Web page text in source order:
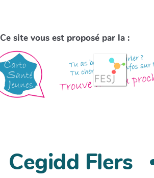
Ce site vous est proposé par la :
Cegidd Flers